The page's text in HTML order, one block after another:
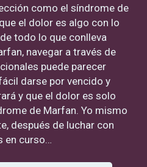
como el síndrome de
el dolor es algo con lo
todo lo que conlleva
navegar a través de
puede parecer
darse por vencido y
y que el dolor es solo
de Marfan. Yo mismo
después de luchar con
en curso…